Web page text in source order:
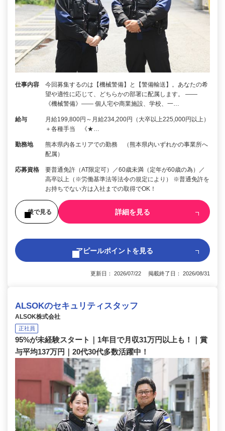
仕事内容
今回募集するのは【機械警備】と【警備輸送】。あなたの希
望や適性に応じて、どちらかの部署に配属します。 ――
《機械警備》―― 個人宅や商業施設、学校、一…
給与
月給199,800円～月給234,200円（大卒以上225,000円以上）
＋各種手当 《★…
勤務地
熊本県内各エリアでの勤務 （熊本県内いずれかの事業所へ
配属）
応募資格
要普通免許（AT限定可）／60歳未満（定年が60歳の為）／
高卒以上（※労働基準法等法令の規定により） ※普通免許を
お持ちでない方は入社までの取得でOK！
後で見る 詳細を見る
アピールポイントを見る
更新日： 2026/07/22 掲載終了日： 2026/08/31
ALSOKのセキュリティスタッフ
ALSOK株式会社
正社員
95%が未経験スタート｜1年目で月収31万円以上も！｜賞
与平均137万円｜20代30代多数活躍中！